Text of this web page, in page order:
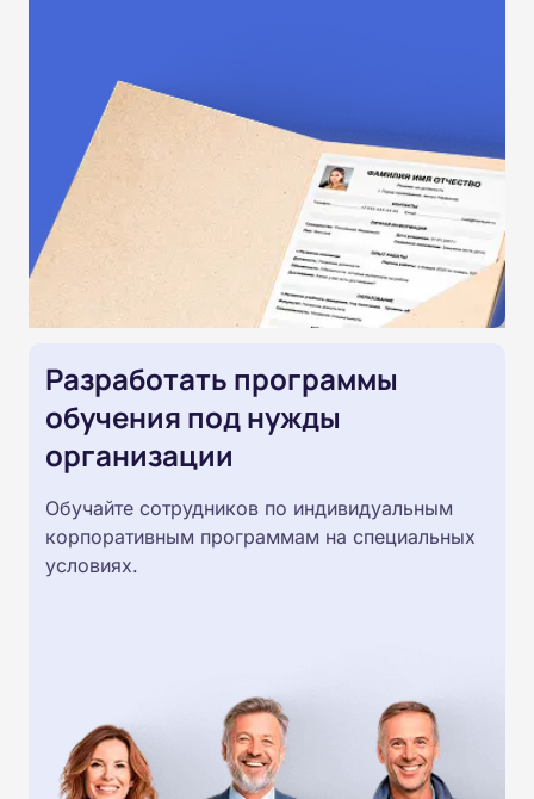
Разработать программы
обучения под нужды
организации
Обучайте сотрудников по индивидуальным
корпоративным программам на специальных
условиях.